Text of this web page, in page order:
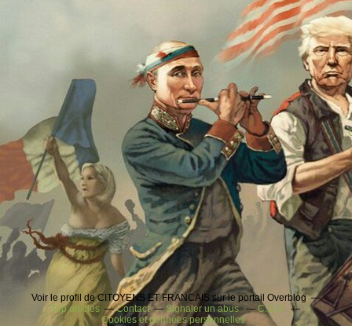
Voir le profil de CITOYENS ET FRANCAIS sur le portail Overblog
Top articles
Contact Signaler un abus
C.G.U.
Cookies et données personnelles